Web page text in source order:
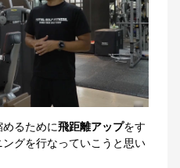
るために飛距離アップをす
グを行なっていこうと思い